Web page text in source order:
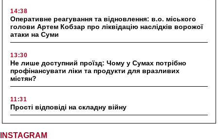
14:38
Оперативне реагування та відновлення: в.о. міського
голови Артем Кобзар про ліквідацію наслідків ворожої
атаки на Суми
13:30
Не лише доступний проїзд: Чому у Сумах потрібно
профінансувати ліки та продукти для вразливих
містян?
11:31
Прості відповіді на складну війну
INSTAGRAM